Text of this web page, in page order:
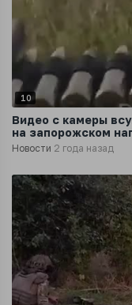
10
Видео с камеры
на запорожском
Новости 2 года назад